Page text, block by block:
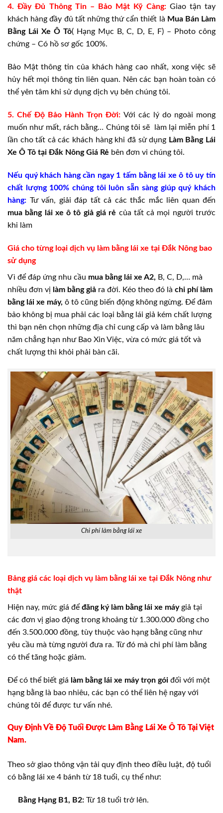
4. Đầy Đủ Thông Tin – Bảo Mật Kỹ Càng: Giao tận tay
khách hàng đầy đủ tất những thứ cẩn thiết là Mua Bán Làm
Bằng Lái Xe Ô Tô( Hạng Mục B, C, D, E, F) – Photo công
chứng – Có hồ sơ gốc 100%.
Bảo Mật thông tin của khách hàng cao nhất, xong việc sẽ
hủy hết mọi thông tin liên quan. Nên các bạn hoàn toàn có
thể yên tâm khi sử dụng dịch vụ bên chúng tôi.
5. Chế Độ Bảo Hành Trọn Đời: Với các lý do ngoài mong
muốn như mất, rách bằng… Chúng tôi sẽ làm lại miễn phí 1
lần cho tất cả các khách hàng khi đã sử dụng Làm Bằng Lái
Xe Ô Tô tại Đắk Nông Giá Rẻ bên đơn vi chúng tôi.
Nếu quý khách hàng cần ngay 1 tấm bằng lái xe ô tô uy tín
chất lượng 100% chúng tôi luôn sẵn sàng giúp quý khách
hàng: Tư vấn, giải đáp tất cả các thắc mắc liên quan đến
mua bằng lái xe ô tô giả giá rẻ của tất cả mọi người trước
khi làm
Giá cho từng loại dịch vụ làm bằng lái xe tại Đắk Nông bao
sử dụng
Vì để đáp ứng nhu cầu mua bằng lái xe A2, B, C, D,… mà
nhiều đơn vị làm bằng giả ra đời. Kéo theo đó là chi phí làm
bằng lái xe máy, ô tô cũng biến động không ngừng. Để đảm
bảo không bị mua phải các loại bằng lái giả kém chất lượng
thì bạn nên chọn những địa chỉ cung cấp và làm bằng lâu
năm chẳng hạn như Bao Xin Việc, vừa có mức giá tốt và
chất lượng thì khỏi phải bàn cãi.
Chi phí làm bằng lái xe
Bảng giá các loại dịch vụ làm bằng lái xe tại Đắk Nông như
thật
Hiện nay, mức giá để đăng ký làm bằng lái xe máy giả tại
các đơn vị giao động trong khoảng từ 1.300.000 đồng cho
đến 3.500.000 đồng, tùy thuộc vào hạng bằng cũng như
yêu cầu mà từng người đưa ra. Từ đó mà chi phí làm bằng
có thể tăng hoặc giảm.
Để có thể biết giá làm bằng lái xe máy trọn gói đối với một
hạng bằng là bao nhiêu, các bạn có thể liên hệ ngay với
chúng tôi để được tư vấn nhé.
Quy Định Về Độ Tuổi Được Làm Bằng Lái Xe Ô Tô Tại Việt
Nam.
Theo sở giao thông vận tải quy định theo điều luật, độ tuổi
có bằng lái xe 4 bánh từ 18 tuổi, cụ thể như:
Bằng Hạng B1, B2:Từ 18 tuổi trở lên.